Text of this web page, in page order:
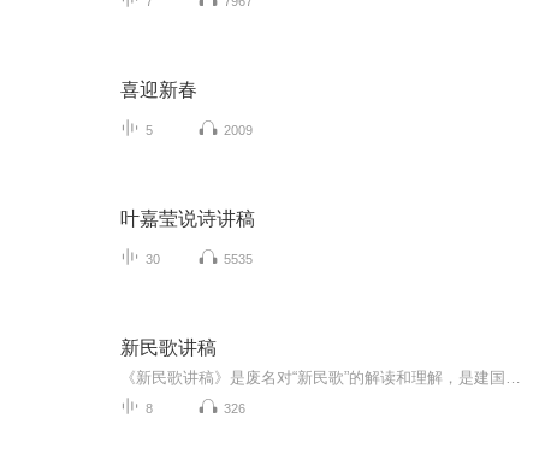
喜迎新春
5 2009
叶嘉莹说诗讲稿
30 5535
新民歌讲稿
8 326